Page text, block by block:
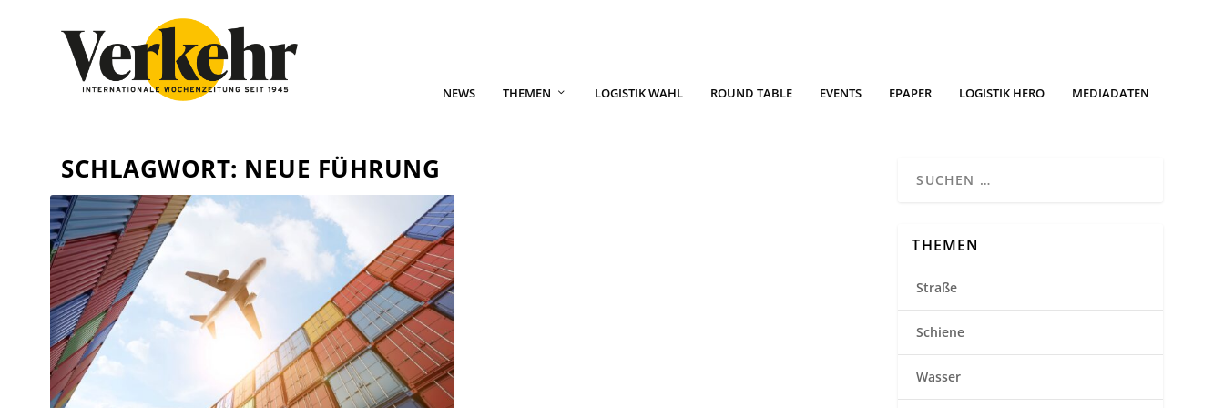
NEWS THEMEN LOGISTIK WAHL ROUND TABLE EVENTS EPAPER LOGISTIK HERO MEDIADATEN
SCHLAGWORT: NEUE FÜHRUNG
THEMEN
Straße
Schiene
Wasser